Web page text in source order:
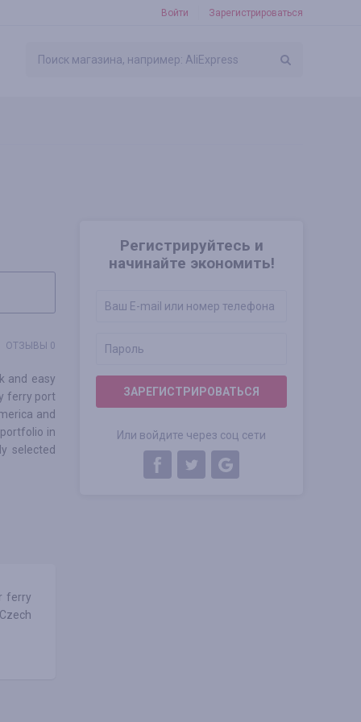
Войти Зарегистрироваться
Регистрируйтесь и
начинайте экономить!
ЗАРЕГИСТРИРОВАТЬСЯ
Или войдите через соц сети
ОТЗЫВЫ 0
and easy
ferry port
and
in
selected
ferry